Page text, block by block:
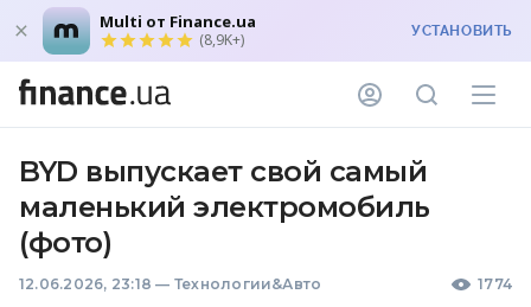
Multi от Finance.ua
(8,9K+) УСТАНОВИТЬ
BYD выпускает свой самый
маленький электромобиль
(фото)
12.06.2026, 23:18 — Технологии&Авто 1774